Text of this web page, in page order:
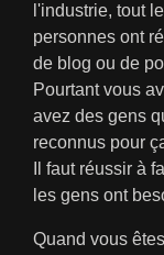
l'industrie, tout
personnes ont
de blog ou de
Pourtant vous
avez des gens
reconnus pour
Il faut réussir à
les gens ont
Quand vous